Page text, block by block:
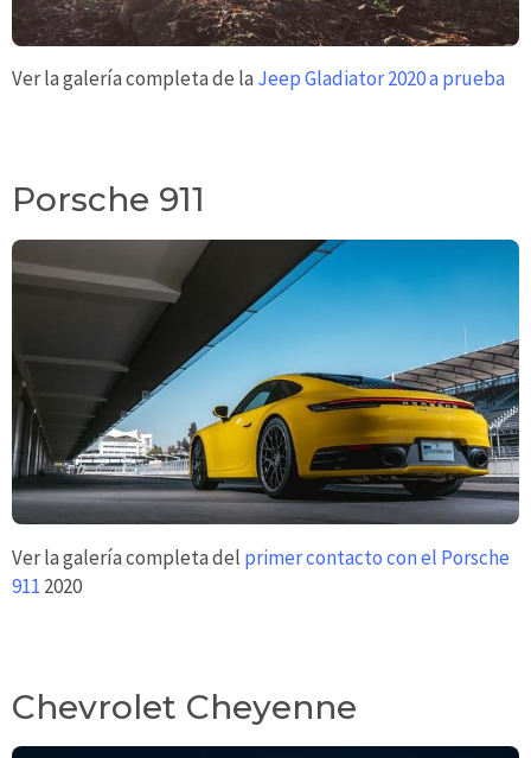
Ver la galería completa de la Jeep Gladiator 2020 a prueba
Porsche 911
Ver la galería completa del primer contacto con el Porsche
911 2020
Chevrolet Cheyenne